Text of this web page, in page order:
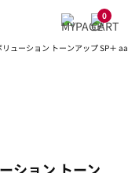
0
ューション トーンアップ SP＋